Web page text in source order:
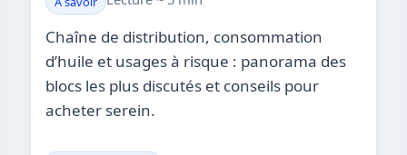
Chaîne de distribution, consommation
d’huile et usages à risque : panorama des
blocs les plus discutés et conseils pour
acheter serein.